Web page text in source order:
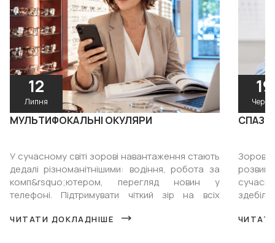
12
Липня
МУЛЬТИФОКАЛЬНІ ОКУЛЯРИ
У сучасному світі зорові навантаження стають
дедалі різноманітнішими: водіння, робота за
комп&rsquo;ютером, перегляд новин у
телефоні. Підтримувати чіткий зір на всіх
ЧИТАТИ ДОКЛАДНІШЕ
19
СПАЗМ